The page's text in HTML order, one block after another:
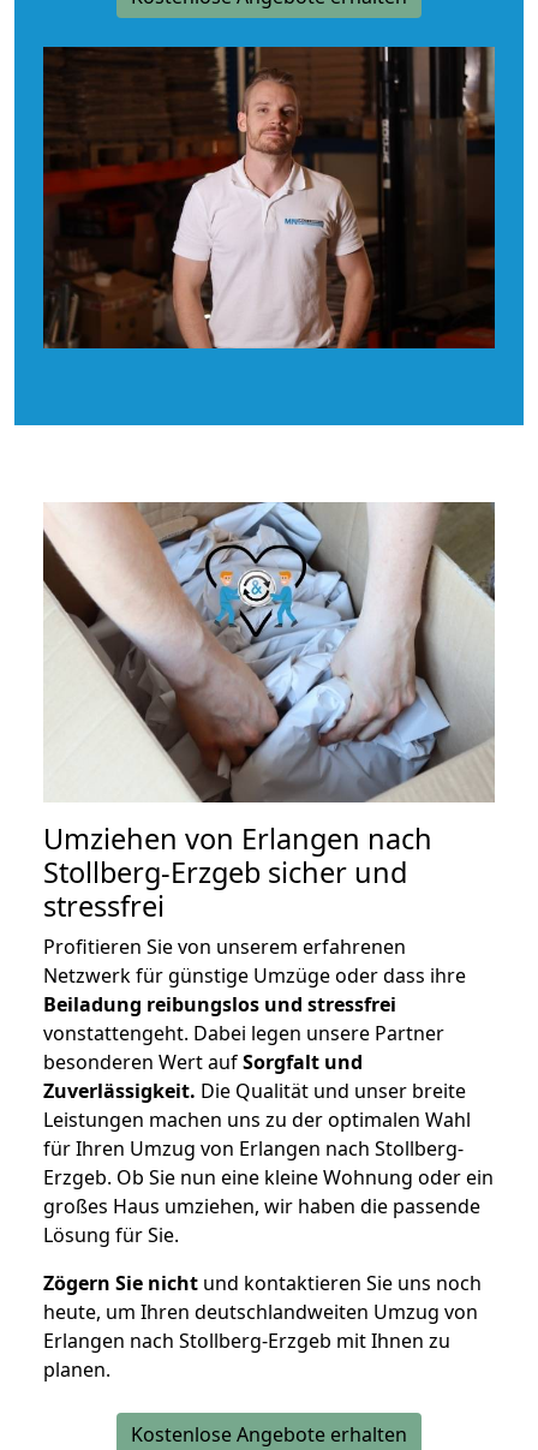
Umziehen von Erlangen nach
Stollberg-Erzgeb sicher und
stressfrei
Profitieren Sie von unserem erfahrenen
Netzwerk für günstige Umzüge oder dass ihre
Beiladung reibungslos und stressfrei
vonstattengeht. Dabei legen unsere Partner
besonderen Wert aufSorgfalt und
Zuverlässigkeit. Die Qualität und unser breite
Leistungen machen uns zu der optimalen Wahl
für Ihren Umzug von Erlangen nach Stollberg-
Erzgeb. Ob Sie nun eine kleine Wohnung oder ein
großes Haus umziehen, wir haben die passende
Lösung für Sie.
Zögern Sie nicht und kontaktieren Sie uns noch
heute, um Ihren deutschlandweiten Umzug von
Erlangen nach Stollberg-Erzgeb mit Ihnen zu
planen.
Kostenlose Angebote erhalten